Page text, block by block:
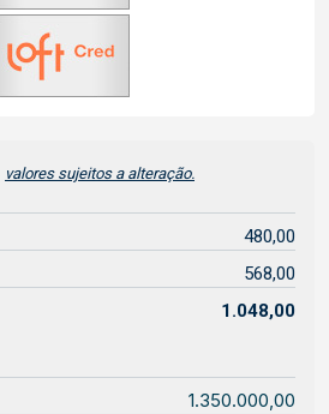
valores sujeitos a alteração.
480,00
568,00
1.048,00
1.350.000,00